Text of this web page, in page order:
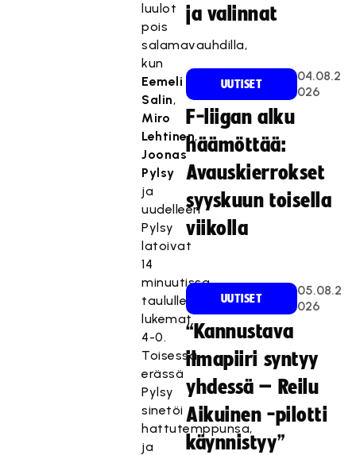
luulot
pois
salamavauhdilla,
kun
Eemeli
Salin,
Miro
Lehtinen,
Joonas
Pylsy
ja
uudelleen
Pylsy
latoivat
14
minuutissa
taululle
lukemat
4-0.
Toisessa
erässä
Pylsy
sinetöi
hattutemppunsa,
ja
ja valinnat
UUTISET
04.08.2
026
F-liigan alku
häämöttää:
Avauskierrokset
syyskuun toisella
viikolla
UUTISET
05.08.2
026
“Kannustava
ilmapiiri syntyy
yhdessä – Reilu
Aikuinen -pilotti
käynnistyy”